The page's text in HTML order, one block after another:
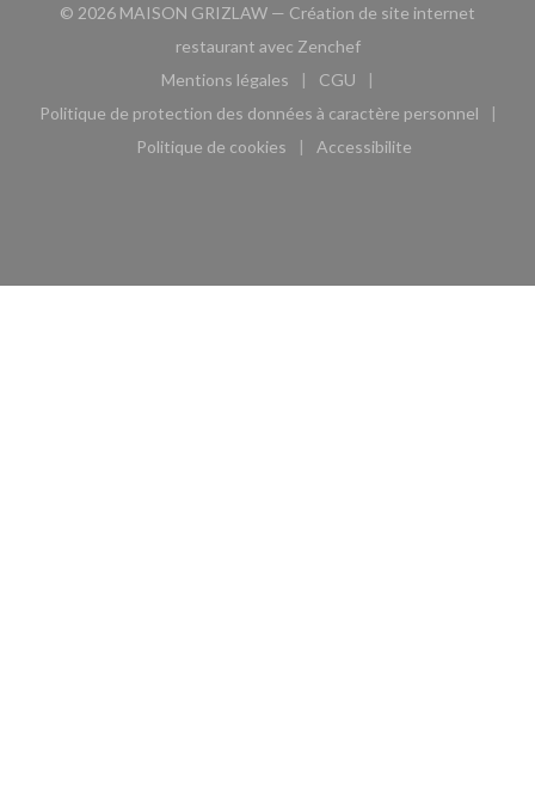
© 2026 MAISON GRIZLAW — Création de site internet
restaurant avec Zenchef((ouvre une nouvelle
Mentions légales
((ouvre une nouvelle fenêtre))
CGU
((ouvre une nouvelle
Politique de protection des données à caractère personnel
((ouvre une nouvelle fenêtre))
Politique de cookies
((ouvre une nouvelle fenêtre))
Accessibilite